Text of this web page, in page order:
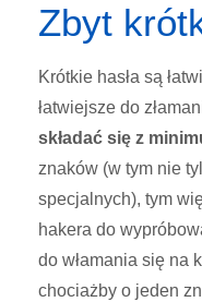
Zbyt
Krótkie hasła są
łatwiejsze do
składać się z
znaków (w tym nie
specjalnych), tym
hakera do
do włamania się na
chociażby o jeden